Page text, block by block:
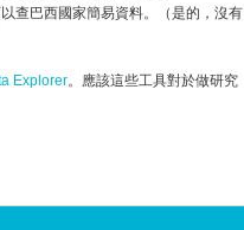
查巴西國家簡易資料。（是的，沒有
Explorer。應該這些工具對於做研究